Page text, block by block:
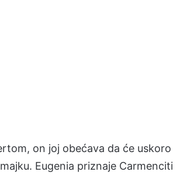
on joj obećava da će uskoro
Eugenia priznaje Carmenciti